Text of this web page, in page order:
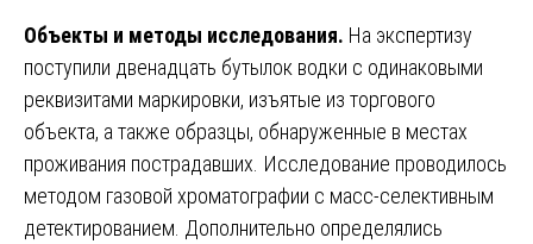
Объекты и методы исследования. На экспертизу
поступили двенадцать бутылок водки с одинаковыми
реквизитами маркировки, изъятые из торгового
объекта, а также образцы, обнаруженные в местах
проживания пострадавших. Исследование проводилось
методом газовой хроматографии с масс-селективным
детектированием. Дополнительно определялись